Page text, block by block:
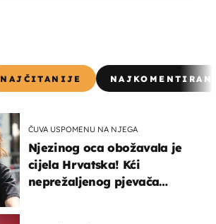
NAJČITANIJE
ČUVA USPOMENU NA NJEGA
Njezinog oca obožavala je
cijela Hrvatska! Kći
neprežaljenog pjevača